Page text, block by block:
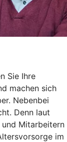
Sie Ihre
machen sich
Nebenbei
Denn laut
und Mitarbeitern
im